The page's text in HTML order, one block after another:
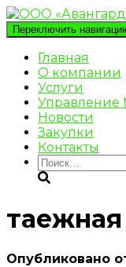
Переключить
Главная
О компании
Услуги
Новости
Закупки
Контакты
Найти:
таежная
Опубликовано